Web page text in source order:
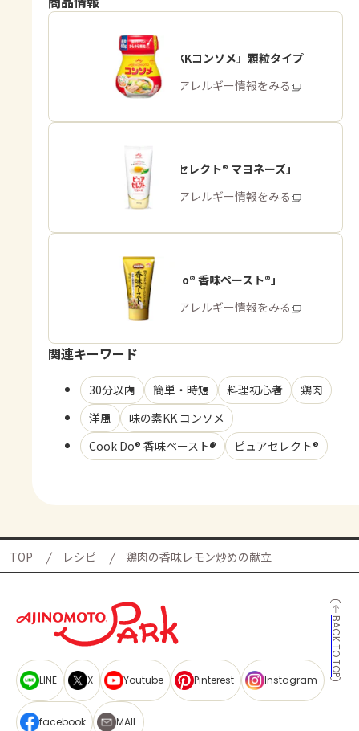
「味の素KKコンソメ」顆粒タイプ
商品・アレルギー情報をみる
「ピュアセレクト® マヨネーズ」
商品・アレルギー情報をみる
「Cook Do® 香味ペースト®」
商品・アレルギー情報をみる
関連キーワード
30分以内 簡単・時短 料理初心者
鶏肉
洋風
味の素KK コンソメ
Cook Do® 香味ペースト®
ピュアセレクト®
TOP レシピ 鶏肉の香味レモン炒めの献立
BACK TO TOP
LINE X Youtube Pinterest Instagram
facebook MAIL